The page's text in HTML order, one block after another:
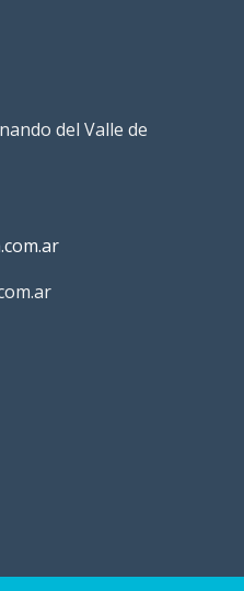
del Valle de